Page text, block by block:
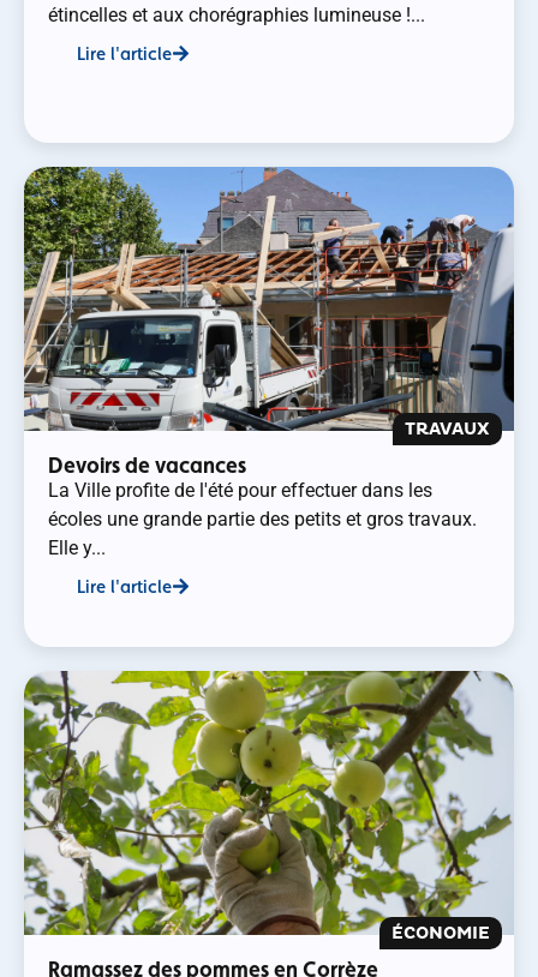
étincelles et aux chorégraphies lumineuse !...
Lire l'article
TRAVAUX
Devoirs de vacances
La Ville profite de l'été pour effectuer dans les
écoles une grande partie des petits et gros travaux.
Elle y...
Lire l'article
ÉCONOMIE
Ramassez des pommes en Corrèze